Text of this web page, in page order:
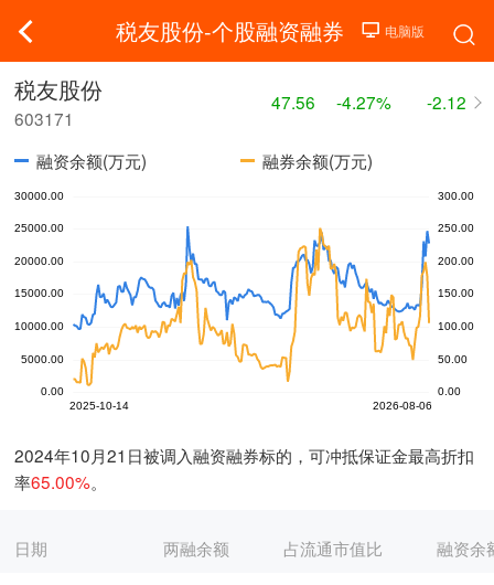
税友股份-个股融资融券
税友股份
603171
47.56 -4.27% -2.12
融资余额(万元) 融券余额(万元)
2024年10月21日被调入融资融券标的，可冲抵保证金最高折扣
率65.00%。
日期 两融余额 占流通市值比 融资余